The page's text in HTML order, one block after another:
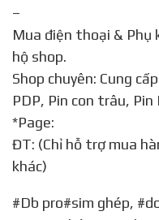
–
Mua điện thoại & Phụ
hộ shop.
Shop chuyên: Cung
PDP, Pin con trâu, Pin
*Page:
ĐT: (Chỉ hỗ trợ mua
khác)
#Db pro#sim ghép, #double-sim, #ghep sim iphone,